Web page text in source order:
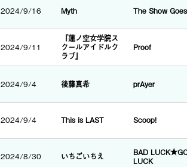
2024/9/16 Myth The Show
2024/9/11
『蓮ノ空女学院ス
クールアイドルク
ラブ』
Proof
2024/9/4 後藤真希 prAyer
2024/9/4 This is LAST Scoop!
2024/8/30 いちごいちえ
BAD
LUCK